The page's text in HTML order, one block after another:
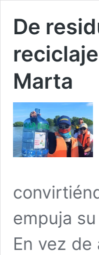
De
Marta
empuja
En vez